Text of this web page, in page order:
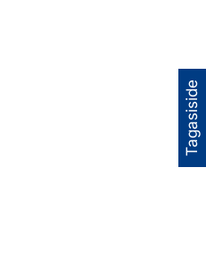
Tagasiside